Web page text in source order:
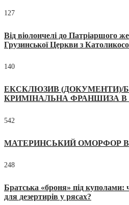
127
Від віолончелі до Патріаршого
Грузинської Церкви з
140
ЕКСКЛЮЗИВ (ДОКУМЕНТИ)/
КРИМІНАЛЬНА ФРАНШИЗА В
542
МАТЕРИНСЬКИЙ ОМОРФОР В
248
Братська «броня» під
для дезертирів у рясах?